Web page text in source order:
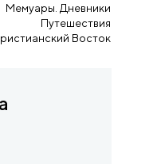
Мемуары. Дневники
Путешествия
Восток